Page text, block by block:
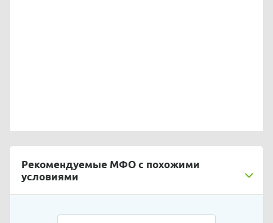
Рекомендуемые МФО с похожими
условиями